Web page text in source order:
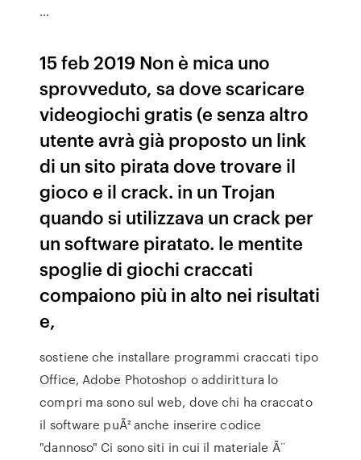
…
15 feb 2019 Non è mica uno
sprovveduto, sa dove scaricare
videogiochi gratis (e senza altro
utente avrà già proposto un link
di un sito pirata dove trovare il
gioco e il crack. in un Trojan
quando si utilizzava un crack per
un software piratato. le mentite
spoglie di giochi craccati
compaiono più in alto nei risultati
e,
sostiene che installare programmi craccati tipo
Office, Adobe Photoshop o addirittura lo
compri ma sono sul web, dove chi ha craccato
il software puÃ² anche inserire codice
"dannoso" Ci sono siti in cui il materiale Ã¨